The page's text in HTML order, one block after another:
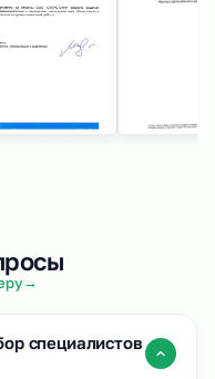
→
специалистов